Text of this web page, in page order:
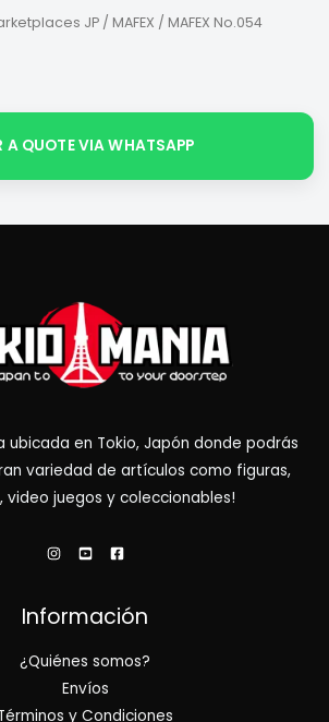
JP/ MAFEX / MAFEX No.054
A QUOTE VIA WHATSAPP
ubicada en Tokio, Japón donde podrás
variedad de artículos como figuras,
video juegos y coleccionables!
Información
¿Quiénes somos?
Envíos
y Condiciones